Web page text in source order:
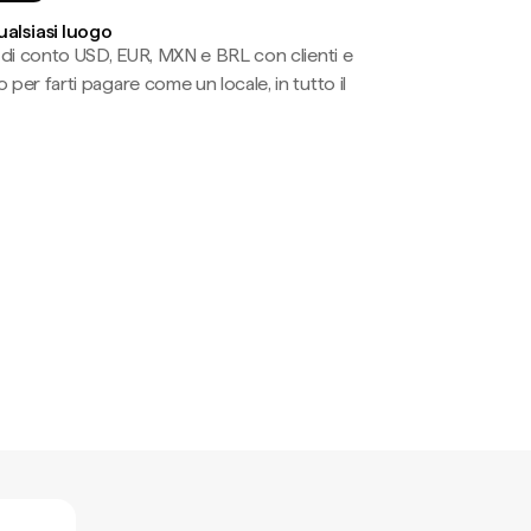
luogo
conto USD, EUR, MXN e BRL con clienti e
farti pagare come un locale, in tutto il